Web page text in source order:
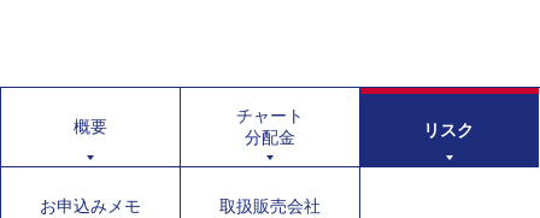
概要
チャート
分配金
リスク
お申込みメモ 取扱販売会社